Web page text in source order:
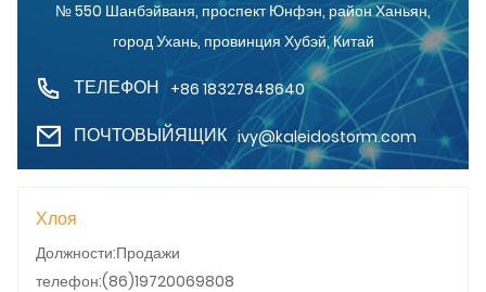
№ 550 Шанбэйваня, проспект Юнфэн, район Ханьян,
город Ухань, провинция Хубэй, Китай
ТЕЛЕФОН +86 18327848640
ПОЧТОВЫЙЯЩИК ivy@kaleidostorm.com
Хлоя
Должности:Продажи
телефон:(86)19720069808